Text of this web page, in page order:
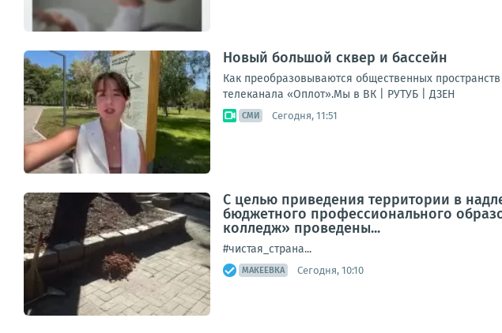
Новый большой сквер и бассейн
Как преобразовываются общественных
телеканала «Оплот».Мы в ВК | РУТУБ | ДЗЕН
СМИ Сегодня, 11:51
С целью приведения территории в
бюджетного профессионального
колледж» проведены...
#чистая_страна...
МАКЕЕВКА Сегодня, 10:10